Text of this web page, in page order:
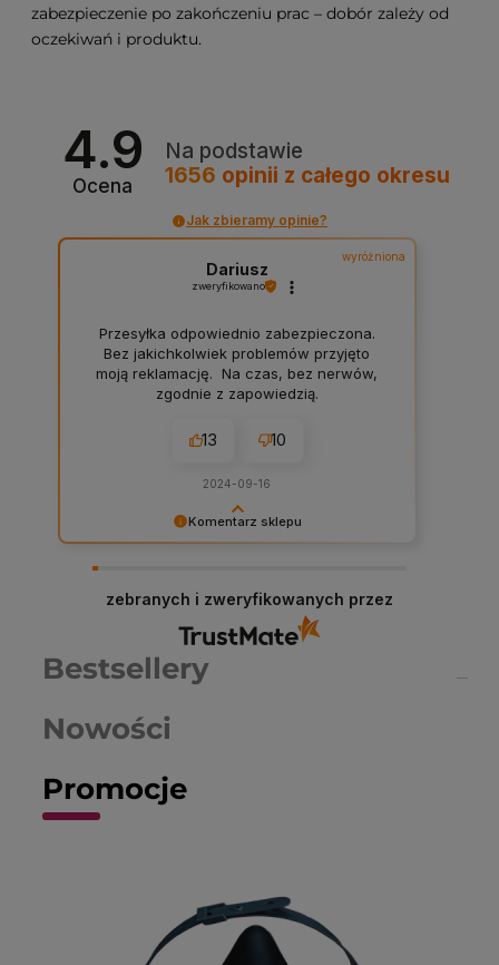
zabezpieczenie po zakończeniu prac – dobór zależy od
oczekiwań i produktu.
4.9
Ocena
Na podstawie
1656 opinii z całego okresu
Jak zbieramy opinie?
Komentarz sklepu
sklepu! W Chemiczna-hurtownia.pl stawiamy na
najwyższą jakość obsługi i asortymentu, dlatego
każda taka opinia jest dla nas cenna. Dzięki
Twojemu feedbackowi możemy jeszcze lepiej
dostosować nasze usługi do potrzeb naszych
wyróżniona
Dariusz
zweryfikowano
Przesyłka odpowiednio zabezpieczona.
Bez jakichkolwiek problemów przyjęto
moją reklamację. Na czas, bez nerwów,
zgodnie z zapowiedzią.
13 10
2024-09-16
zebranych i zweryfikowanych przez
Promocje
Nowości
Bestsellery